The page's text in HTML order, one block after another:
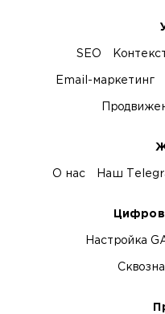
SEO
Email-маркетинг
О нас Наш
Настройка